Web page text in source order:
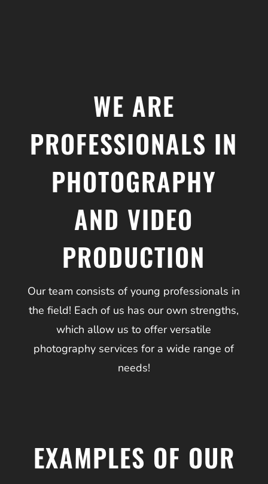
WE ARE
PROFESSIONALS IN
PHOTOGRAPHY
AND VIDEO
PRODUCTION
Our team consists of young professionals in
the field! Each of us has our own strengths,
which allow us to offer versatile
photography services for a wide range of
needs!
EXAMPLES OF OUR